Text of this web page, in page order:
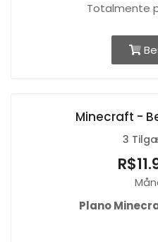
Totalmente
Minecraft -
3
Plano